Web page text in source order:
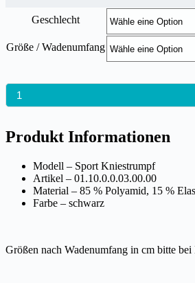
Geschlecht
Größe / Wadenumfang
MERINO
SOCKEN
Produkt Informationen
Modell – Sport Kniestrumpf
Artikel – 01.10.0.0.03.00.00
Material – 85 % Polyamid, 15 %
Farbe – schwarz
Größen nach Wadenumfang in cm bitte bei